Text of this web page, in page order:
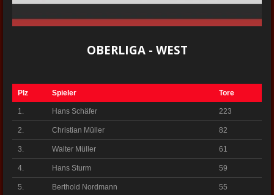
OBERLIGA - WEST
Plz Spieler Tore
1. Hans Schäfer 223
2. Christian Müller 82
3. Walter Müller 61
4. Hans Sturm 59
5. Berthold Nordmann 55